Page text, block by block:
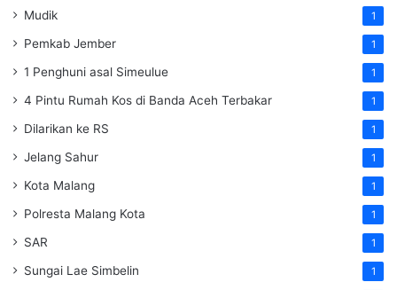
Mudik 1
Pemkab Jember 1
1 Penghuni asal Simeulue 1
4 Pintu Rumah Kos di Banda Aceh Terbakar 1
Dilarikan ke RS 1
Jelang Sahur 1
Kota Malang 1
Polresta Malang Kota 1
SAR 1
Sungai Lae Simbelin 1